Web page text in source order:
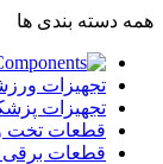
همه دسته بندی ها
تجهیزات
تجهیزات
قطعات تخت
قطعات برقی